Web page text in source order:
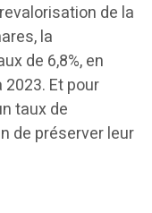
de la
la
de 6,8%, en
Et pour
taux de
de préserver leur